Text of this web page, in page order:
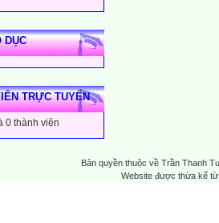
DỤC
TRỰC TUYẾN
0 thành viên
Bản quyền thuộc về Trần Thanh
Website được thừa kế